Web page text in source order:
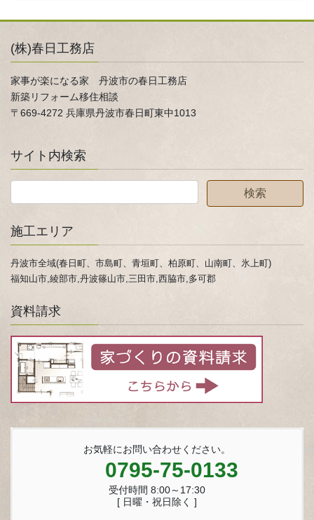
(株)春日工務店
家事が楽になる家 丹波市の春日工務店
新築リフォーム移住相談
〒669-4272 兵庫県丹波市春日町東中1013
サイト内検索
施工エリア
丹波市全域(春日町、市島町、青垣町、柏原町、山南町、氷上町)
福知山市,綾部市,丹波篠山市,三田市,西脇市,多可郡
資料請求
お気軽にお問い合わせください。
0795-75-0133
受付時間 8:00～17:30
[ 日曜・祝日除く ]